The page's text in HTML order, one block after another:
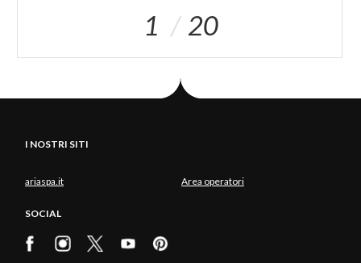
1 20
I NOSTRI SITI
ariaspa.it Area operatori
SOCIAL